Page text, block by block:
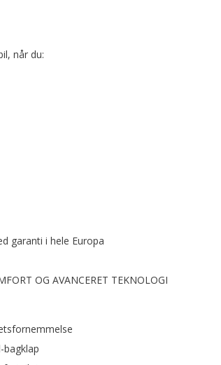
når du:
garanti i hele Europa
OG AVANCERET TEKNOLOGI